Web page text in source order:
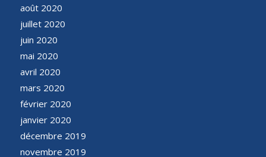
août 2020
juillet 2020
juin 2020
mai 2020
avril 2020
mars 2020
février 2020
janvier 2020
décembre 2019
novembre 2019